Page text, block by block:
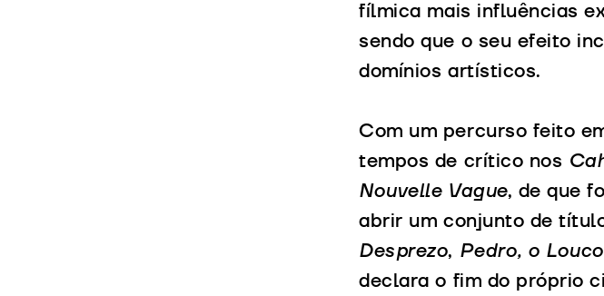
fílmica mais influências
sendo que o seu efeito
domínios artísticos.
Com um percurso feito
tempos de crítico nos
Nouvelle Vague, de que
abrir um conjunto de
Desprezo, Pedro, o Louco
declara o fim do próprio